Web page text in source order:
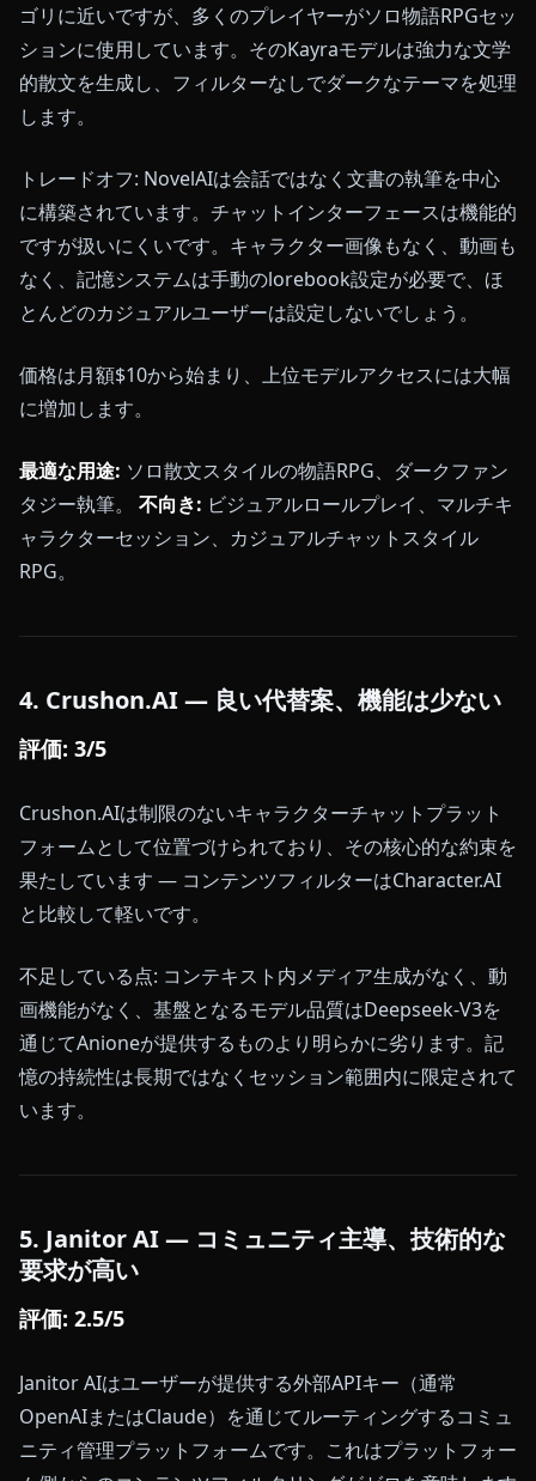
ゴリに近いですが、多くのプレイヤーがソロ物語RPGセッ
ションに使用しています。そのKayraモデルは強力な文学
的散文を生成し、フィルターなしでダークなテーマを処理
します。
トレードオフ: NovelAIは会話ではなく文書の執筆を中心
に構築されています。チャットインターフェースは機能的
ですが扱いにくいです。キャラクター画像もなく、動画も
なく、記憶システムは手動のlorebook設定が必要で、ほ
とんどのカジュアルユーザーは設定しないでしょう。
価格は月額$10から始まり、上位モデルアクセスには大幅
に増加します。
最適な用途: ソロ散文スタイルの物語RPG、ダークファン
タジー執筆。 不向き: ビジュアルロールプレイ、マルチキ
ャラクターセッション、カジュアルチャットスタイル
RPG。
4. Crushon.AI — 良い代替案、機能は少ない
評価: 3/5
Crushon.AIは制限のないキャラクターチャットプラット
フォームとして位置づけられており、その核心的な約束を
果たしています — コンテンツフィルターはCharacter.AI
と比較して軽いです。
不足している点: コンテキスト内メディア生成がなく、動
画機能がなく、基盤となるモデル品質はDeepseek-V3を
通じてAnioneが提供するものより明らかに劣ります。記
憶の持続性は長期ではなくセッション範囲内に限定されて
います。
5. Janitor AI — コミュニティ主導、技術的な
要求が高い
評価: 2.5/5
Janitor AIはユーザーが提供する外部APIキー（通常
OpenAIまたはClaude）を通じてルーティングするコミュ
ニティ管理プラットフォームです。これはプラットフォー